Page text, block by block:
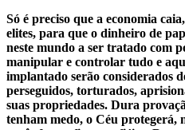
Só é preciso que a economia
elites, para que o dinheiro de
neste mundo a ser tratado com
manipular e controlar tudo e
implantado serão considerados
perseguidos, torturados,
suas propriedades. Dura
tenham medo, o Céu protegerá,